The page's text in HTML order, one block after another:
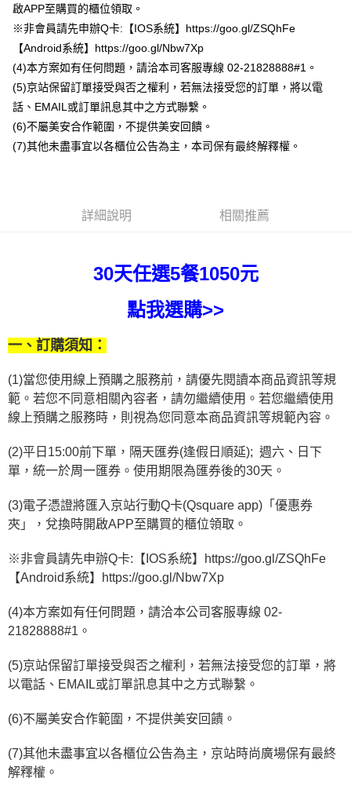
4.訂單成立30分鐘內，如未前往確認交易或遇審核未通過，訂單將自動取
消。如遇「轉專審核」未通過狀況，表示未達大哥付你分期系統評分，恕無
法說明評估內容。
【繳款方式說明】
1.分期款項不併入電信帳單，「大哥付你分期」於每月結算日後寄送繳費提
醒簡訊。
2.透過簡訊連結打開帳單後，可選擇「超商條碼／台灣大直營門市／銀行轉
帳／街口支付／iPASS MONEY」等通路繳費。
【注意事項】
1.本服務係由「台灣大哥大股份有限公司」（以下簡稱本公司）所提供，讓
資料（包含姓名、電話或地址）提供予台灣大哥大進項蒐集、處理及利用，
便利好安心！
１．簡單：不需註冊會員、不需綁卡、不需儲值。
２．便利：只要手機號碼，簡訊認證，即可結帳。
３．安心：先確認商品／服務後，再付款。
【「AFTEE先享後付」結帳流程】
１．於結帳方式選擇「AFTEE先享後付」後，將跳轉至「AFTEE先享後付」
結帳頁面，進行簡訊認證並確認金額後，即可完成結帳。
２．訂單成立數日內，您將收到繳費通知簡訊。
３．收到繳費通知簡訊後14天內，點擊此簡訊中的連結，可透過四大超商／
ATM／網路銀行／等多元方式進行付款，方視為交易完成。
是否繳費成功／繳費後需取消欲退款等相關疑問，請聯繫「AFTEE先享後付
１．透過由恩沛科技股份有限公司提供之「AFTEE先享後付」服務完成之交
權轉讓予恩沛科技股份有限公司。
２．關於個人資料處理事宜，請瀏覽以下網址：
３．未成年的使用者請事先徵得法定代理人或監護人之同意方可使用
任。
４．使用「AFTEE先享後付」時，將依據個別帳號之用戶狀況，依本公司即
時審查核予不同之上限額度；若仍有額度不足之情形，本公司將視審查結果
請求用戶進行身份認證。
恩沛科技股份有限公司將有權停止該用戶之使用額度並採取法律行動。
運送方式
Q square app 數位券 (請下載京站時尚廣場app)(台北店訂閱制)
免運費
啟APP至購買的櫃位領取。
※非會員請先申辦Q卡:【IOS系統】https://goo.gl/ZSQhFe
【Android系統】https://goo.gl/Nbw7Xp
(4)本方案如有任何問題，請洽本司客服專線 02-21828888#1。
(5)京站保留訂單接受與否之權利，若無法接受您的訂單，將以電
話、EMAIL或訂單訊息其中之方式聯繫。
(6)不屬美安合作範圍，不提供美安回饋。
(7)其他未盡事宜以各櫃位公告為主，本司保有最終解釋權。
詳細說明 相關推薦
30天任選5餐1050元
點我選購>>
一、訂購須知：
(1)當您使用線上預購之服務前，請優先閱讀本商品資訊等規
範。若您不同意相關內容者，請勿繼續使用。若您繼續使用
線上預購之服務時，則視為您同意本商品資訊等規範內容。
(2)平日15:00前下單，隔天匯券(逢假日順延);  週六、日下
單，統一於周一匯券。使用期限為匯券後的30天。
(3)電子憑證將匯入京站行動Q卡(Qsquare app)「優惠券
夾」，兌換時開啟APP至購買的櫃位領取。
※非會員請先申辦Q卡:【IOS系統】https://goo.gl/ZSQhFe
【Android系統】https://goo.gl/Nbw7Xp
(4)本方案如有任何問題，請洽本公司客服專線 02-
21828888#1。
(5)京站保留訂單接受與否之權利，若無法接受您的訂單，將
以電話、EMAIL或訂單訊息其中之方式聯繫。
(6)不屬美安合作範圍，不提供美安回饋。
(7)其他未盡事宜以各櫃位公告為主，京站時尚廣場保有最終
解釋權。